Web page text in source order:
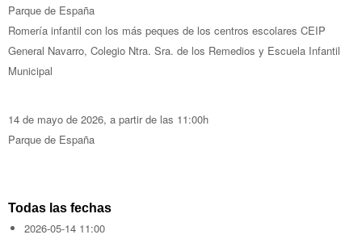
Parque de España
Romería infantil con los más peques de los centros escolares CEIP
General Navarro, Colegio Ntra. Sra. de los Remedios y Escuela Infantil
Municipal
14 de mayo de 2026, a partir de las 11:00h
Parque de España
Todas las fechas
2026-05-14 11:00